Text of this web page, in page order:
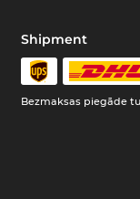
Shipment
Bezmaksas piegāde